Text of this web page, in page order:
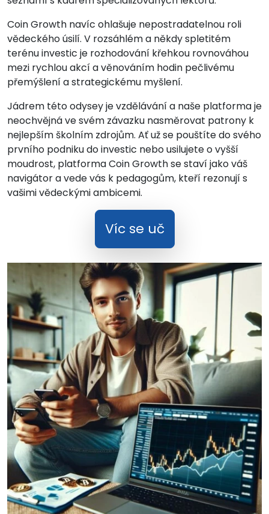
Coin Growth navíc ohlašuje nepostradatelnou roli
vědeckého úsilí. V rozsáhlém a někdy spletitém
terénu investic je rozhodování křehkou rovnováhou
mezi rychlou akcí a věnováním hodin pečlivému
přemýšlení a strategickému myšlení.
Jádrem této odysey je vzdělávání a naše platforma je
neochvějná ve svém závazku nasměrovat patrony k
nejlepším školním zdrojům. Ať už se pouštíte do svého
prvního podniku do investic nebo usilujete o vyšší
moudrost, platforma Coin Growth se staví jako váš
navigátor a vede vás k pedagogům, kteří rezonují s
vašimi vědeckými ambicemi.
Víc se uč